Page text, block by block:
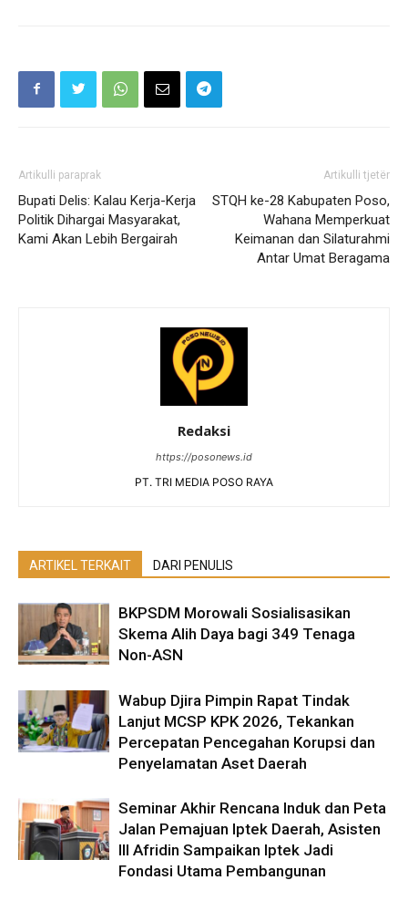
Artikulli paraprak
Bupati Delis: Kalau Kerja-Kerja
Politik Dihargai Masyarakat,
Kami Akan Lebih Bergairah
Artikulli tjetër
STQH ke-28 Kabupaten Poso,
Wahana Memperkuat
Keimanan dan Silaturahmi
Antar Umat Beragama
Redaksi
https://posonews.id
PT. TRI MEDIA POSO RAYA
ARTIKEL TERKAIT DARI PENULIS
BKPSDM Morowali Sosialisasikan
Skema Alih Daya bagi 349 Tenaga
Non-ASN
Wabup Djira Pimpin Rapat Tindak
Lanjut MCSP KPK 2026, Tekankan
Percepatan Pencegahan Korupsi dan
Penyelamatan Aset Daerah
Seminar Akhir Rencana Induk dan Peta
Jalan Pemajuan Iptek Daerah, Asisten
III Afridin Sampaikan Iptek Jadi
Fondasi Utama Pembangunan